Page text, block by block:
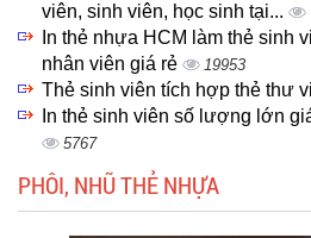
viên, sinh viên, học sinh tại...
In thẻ nhựa HCM làm thẻ sinh
nhân viên giá rẻ
19953
Thẻ sinh viên tích hợp thẻ thư
In thẻ sinh viên số lượng lớn
5767
PHÔI, NHŨ THẺ NHỰA